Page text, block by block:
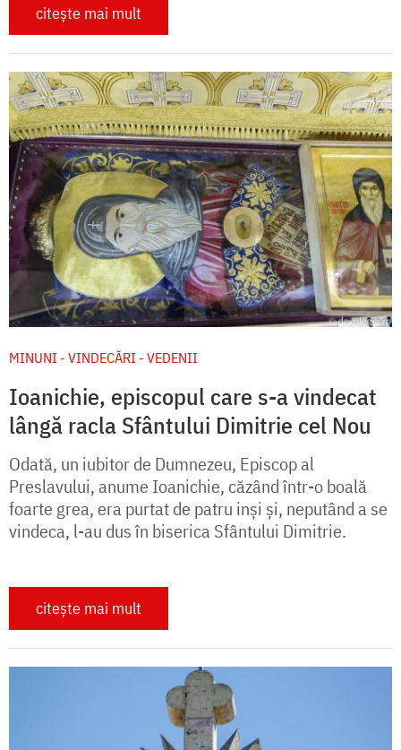
citește mai mult
MINUNI - VINDECĂRI - VEDENII
Ioanichie, episcopul care s-a vindecat
lângă racla Sfântului Dimitrie cel Nou
Odată, un iubitor de Dumnezeu, Episcop al
Preslavului, anume Ioanichie, căzând într-o boală
foarte grea, era purtat de patru inşi şi, neputând a se
vindeca, l-au dus în biserica Sfântului Dimitrie.
citește mai mult